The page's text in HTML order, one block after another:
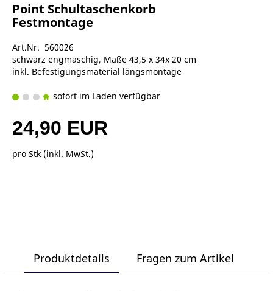
Point Schultaschenkorb
Festmontage
Art.Nr. 560026
schwarz engmaschig, Maße 43,5 x 34x 20 cm
inkl. Befestigungsmaterial längsmontage
sofort im Laden verfügbar
24,90 EUR
pro Stk (inkl. MwSt.)
Produktdetails Fragen zum Artikel